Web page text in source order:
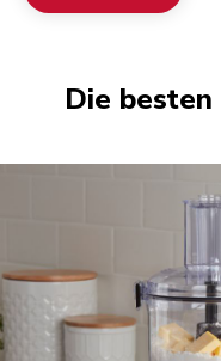
Die